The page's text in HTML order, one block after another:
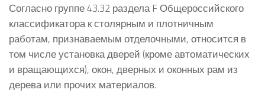
Согласно группе 43.32 раздела F Общероссийского
классификатора к столярным и плотничным
работам, признаваемым отделочными, относится в
том числе установка дверей (кроме автоматических
и вращающихся), окон, дверных и оконных рам из
дерева или прочих материалов.